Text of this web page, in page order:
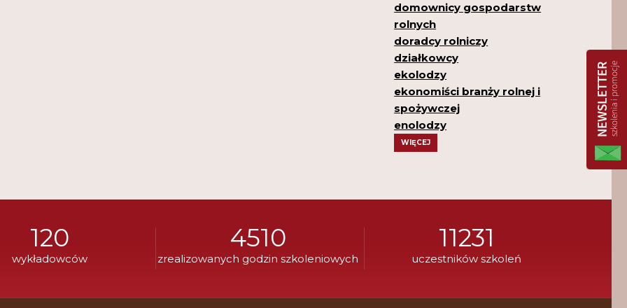
domownicy gospodarstw
rolnych
doradcy rolniczy
działkowcy
ekolodzy
ekonomiści branży rolnej i
spożywczej
enolodzy
WIĘCEJ
120
wykładowców
4510
zrealizowanych godzin szkoleniowych
11231
uczestników szkoleń